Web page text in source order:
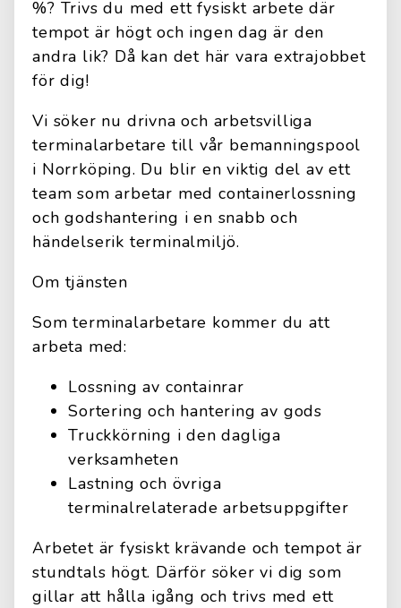
%? Trivs du med ett fysiskt arbete där
tempot är högt och ingen dag är den
andra lik? Då kan det här vara extrajobbet
för dig!
Vi söker nu drivna och arbetsvilliga
terminalarbetare till vår bemanningspool
i Norrköping. Du blir en viktig del av ett
team som arbetar med containerlossning
och godshantering i en snabb och
händelserik terminalmiljö.
Om tjänsten
Som terminalarbetare kommer du att
arbeta med:
Lossning av containrar
Sortering och hantering av gods
Truckkörning i den dagliga
verksamheten
Lastning och övriga
terminalrelaterade arbetsuppgifter
Arbetet är fysiskt krävande och tempot är
stundtals högt. Därför söker vi dig som
gillar att hålla igång och trivs med ett